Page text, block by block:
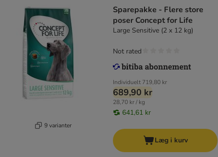
9 varianter
Sparepakke - Flere store
poser Concept for Life
Large Sensitive (2 x 12 kg)
Individuelt 719,80 kr
689,90 kr
28,70 kr / kg
641,61 kr
Not rated
Læg i kurv